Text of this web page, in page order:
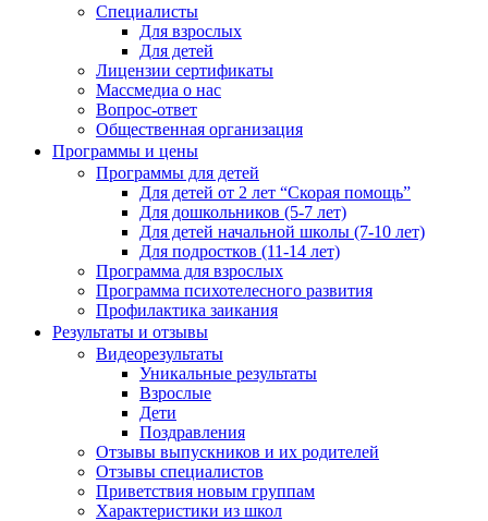
Специалисты
Для взрослых
Для детей
Лицензии сертификаты
Массмедиа о нас
Вопрос-ответ
Общественная организация
Программы и цены
Программы для детей
Для детей от 2 лет “Скорая помощь”
Для дошкольников (5-7 лет)
Для детей начальной школы (7-10 лет)
Для подростков (11-14 лет)
Программа для взрослых
Программа психотелесного развития
Профилактика заикания
Результаты и отзывы
Видеорезультаты
Уникальные результаты
Взрослые
Дети
Поздравления
Отзывы выпускников и их родителей
Отзывы специалистов
Приветствия новым группам
Характеристики из школ